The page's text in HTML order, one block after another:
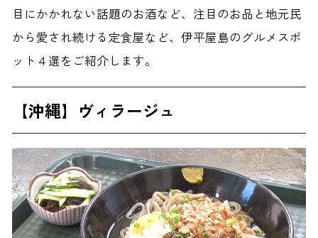
目にかかれない話題のお酒など、注目のお品と地元民
から愛され続ける定食屋など、伊平屋島のグルメスポ
ット４選をご紹介します。
【沖縄】ヴィラージュ